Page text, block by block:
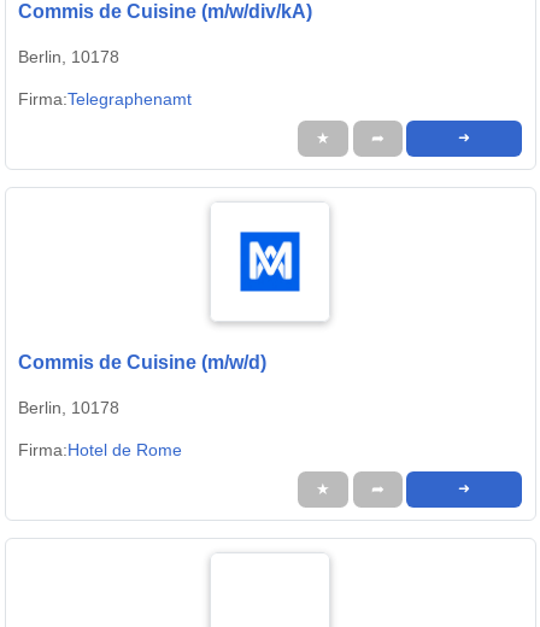
Commis de Cuisine (m/w/div/kA)
Berlin, 10178
Firma:Telegraphenamt
★ ➦ ➜
Commis de Cuisine (m/w/d)
Berlin, 10178
Firma:Hotel de Rome
★ ➦ ➜